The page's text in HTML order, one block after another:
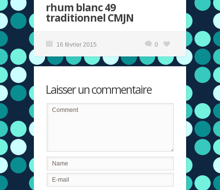
rhum blanc 49
traditionnel CMJN
16 février 2015 0
Laisser un commentaire